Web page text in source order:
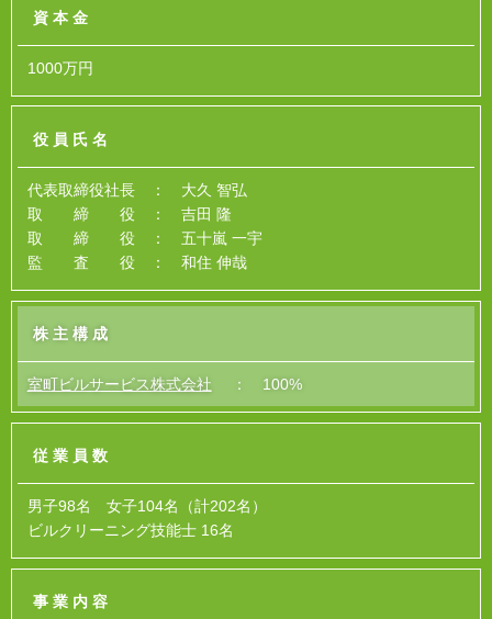
資本金
1000万円
役員氏名
代表取締役社長 ： 大久 智弘
取 締 役 ： 吉田 隆
取 締 役 ： 五十嵐 一宇
監 査 役 ： 和住 伸哉
株主構成
室町ビルサービス株式会社 ： 100%
従業員数
男子98名 女子104名（計202名）
ビルクリーニング技能士 16名
事業内容